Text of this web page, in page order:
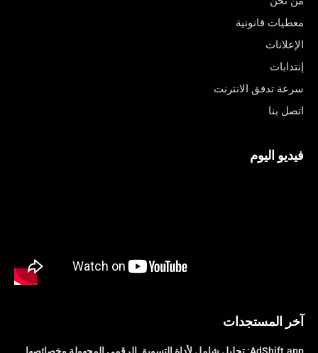
معطيات قانونية
الإعلانات
إنتدابات
سرعة تدفق الانترنت
اتصل بنا
فيديو اليوم
آخر المستجدات